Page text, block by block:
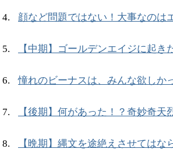
顔など問題ではない！大事なのは
【中期】ゴールデンエイジに起き
憧れのビーナスは、みんな欲しか
【後期】何があった！？奇妙奇天
【晩期】縄文を途絶えさせては